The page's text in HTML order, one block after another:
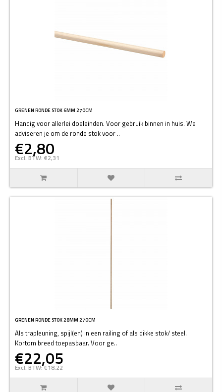
GRENEN RONDE STOK 6MM 270CM
Handig voor allerlei doeleinden. Voor gebruik binnen in huis. We
adviseren je om de ronde stok voor ..
€2,80
Excl. BTW: €2,31
GRENEN RONDE STOK 28MM 270CM
Als trapleuning, spijl(en) in een railing of als dikke stok/ steel.
Kortom breed toepasbaar. Voor ge..
€22,05
Excl. BTW: €18,22